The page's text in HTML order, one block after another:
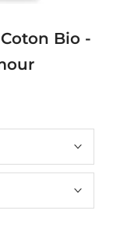
Bio -